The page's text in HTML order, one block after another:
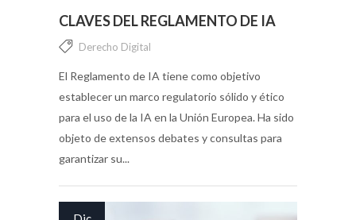
CLAVES DEL REGLAMENTO DE IA
Derecho Digital
El Reglamento de IA tiene como objetivo
establecer un marco regulatorio sólido y ético
para el uso de la IA en la Unión Europea. Ha sido
objeto de extensos debates y consultas para
garantizar su...